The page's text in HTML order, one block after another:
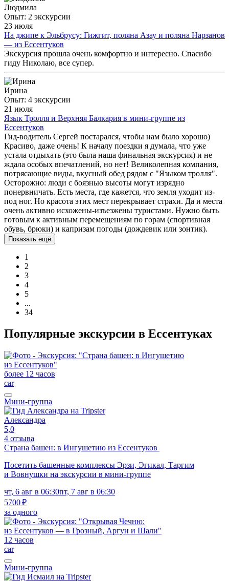
Людмила
Опыт: 2 экскурсии
23 июля
На джипе к Эльбрусу: Гижгит, поляна Азау и поляна Нарзанов
— из Ессентуков
Экскурсия прошла очень комфортно и интересно. Спасибо
гиду Николаю, все супер.
Ирина
Опыт: 4 экскурсии
21 июля
Язык Тролля и Верхняя Балкария в мини-группе из
Ессентуков
Гид-водитель Сергей постарался, чтобы нам было хорошо)
Красиво, даже очень! К началу поездки я думала, что уже
устала отдыхать (это была наша финальная экскурсия) и не
ждала особых впечатлений, но нет! Великолепная компания,
потрясающие виды, вкусный обед рядом с "Языком тролля".
Осторожно: люди с боязнью высоты могут изрядно
понервничать. Есть места, где кажется, что земля уходит из-
под ног. Но красота этих мест перекрывает страхи. Да и места
очень активно исхожены-изъезжены туристами. Нужно быть
готовым к активным перемещениям по горам (спортивная
обувь, брюки) и капризам погоды (дождевик или зонтик).
Показать ещё
1
2
3
4
5
...
34
Популярные экскурсии в Ессентуках
более 12 часов
car
Мини-группа
Александра
5,0
4 отзыва
Страна башен: в Ингушетию из Ессентуков
Посетить башенные комплексы Эрзи, Эгикал, Таргим
и Вовнушки на экскурсии в мини-группе
чт, 6 авг в 06:30пт, 7 авг в 06:30
5700 ₽
за одного
12 часов
car
Мини-группа